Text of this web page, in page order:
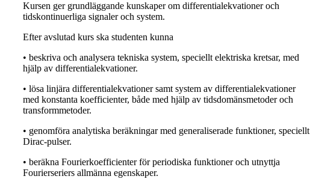
Kursen ger grundläggande kunskaper om differentialekvationer och
tidskontinuerliga signaler och system.
Efter avslutad kurs ska studenten kunna
• beskriva och analysera tekniska system, speciellt elektriska kretsar, med
hjälp av differentialekvationer.
• lösa linjära differentialekvationer samt system av differentialekvationer
med konstanta koefficienter, både med hjälp av tidsdomänsmetoder och
transformmetoder.
• genomföra analytiska beräkningar med generaliserade funktioner, speciellt
Dirac-pulser.
• beräkna Fourierkoefficienter för periodiska funktioner och utnyttja
Fourierseriers allmänna egenskaper.